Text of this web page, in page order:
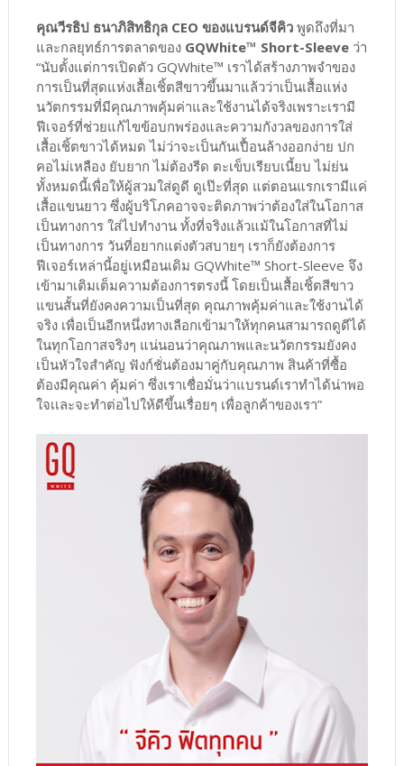
คุณวีรธิป ธนาภิสิทธิกุล CEO ของแบรนด์จีคิว พูดถึงที่มา
และกลยุทธ์การตลาดของ GQWhite™ Short-Sleeveว่า
“นับตั้งแต่การเปิดตัว GQWhite™ เราได้สร้างภาพจำของ
การเป็นที่สุดแห่งเสื้อเชิ้ตสีขาวขึ้นมาแล้วว่าเป็นเสื้อแห่ง
นวัตกรรมที่มีคุณภาพคุ้มค่าและใช้งานได้จริงเพราะเรามี
ฟีเจอร์ที่ช่วยแก้ไขข้อบกพร่องและความกังวลของการใส่
เสื้อเชิ้ตขาวได้หมด ไม่ว่าจะเป็นกันเปื้อนล้างออกง่าย ปก
คอไม่เหลือง ยับยาก ไม่ต้องรีด ตะเข็บเรียบเนี้ยบ ไม่ย่น
ทั้งหมดนี้เพื่อให้ผู้สวมใส่ดูดี ดูเป๊ะที่สุด แต่ตอนแรกเรามีแค่
เสื้อแขนยาว ซึ่งผู้บริโภคอาจจะติดภาพว่าต้องใส่ในโอกาส
เป็นทางการ ใส่ไปทำงาน ทั้งที่จริงแล้วแม้ในโอกาสที่ไม่
เป็นทางการ วันที่อยากแต่งตัวสบายๆ เราก็ยังต้องการ
ฟีเจอร์เหล่านี้อยู่เหมือนเดิม GQWhite™ Short-Sleeve จึง
เข้ามาเติมเต็มความต้องการตรงนี้ โดยเป็นเสื้อเชิ้ตสีขาว
แขนสั้นที่ยังคงความเป็นที่สุด คุณภาพคุ้มค่าและใช้งานได้
จริง เพื่อเป็นอีกหนึ่งทางเลือกเข้ามาให้ทุกคนสามารถดูดีได้
ในทุกโอกาสจริงๆ แน่นอนว่าคุณภาพและนวัตกรรมยังคง
เป็นหัวใจสำคัญ ฟังก์ชั่นต้องมาคู่กับคุณภาพ สินค้าที่ซื้อ
ต้องมีคุณค่า คุ้มค่า ซึ่งเราเชื่อมั่นว่าแบรนด์เราทำได้น่าพอ
ใจเเละจะทำต่อไปให้ดีขึ้นเรื่อยๆ เพื่อลูกค้าของเรา”